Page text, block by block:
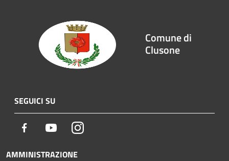
Comune di
Clusone
SEGUICI SU
Facebook YoutubeInstagram
AMMINISTRAZIONE